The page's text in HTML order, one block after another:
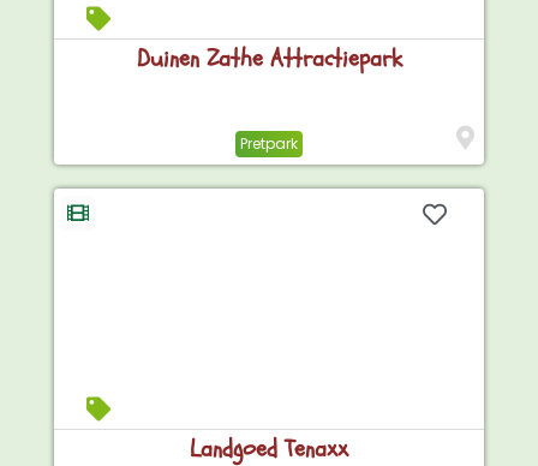
Duinen Zathe Attractiepark
Pretpark
Landgoed Tenaxx